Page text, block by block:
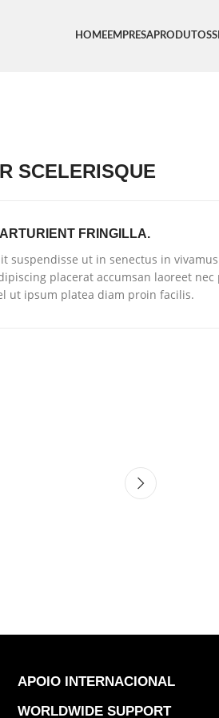
HOMEEMPRESAPRODUTOS
SCELERISQUE
FRINGILLA.
suspendisse ut in senectus in
placerat accumsan laoreet nec
ut ipsum platea diam proin facilis.
APOIO INTERNACIONAL
WORLDWIDE SUPPORT